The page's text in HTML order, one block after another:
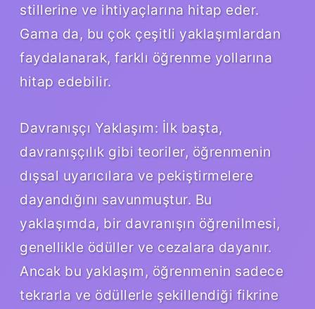
stillerine ve ihtiyaçlarına hitap eder.
Gama da, bu çok çeşitli yaklaşımlardan
faydalanarak, farklı öğrenme yollarına
hitap edebilir.
Davranışçı Yaklaşım: İlk başta,
davranışçılık gibi teoriler, öğrenmenin
dışsal uyarıcılara ve pekiştirmelere
dayandığını savunmuştur. Bu
yaklaşımda, bir davranışın öğrenilmesi,
genellikle ödüller ve cezalara dayanır.
Ancak bu yaklaşım, öğrenmenin sadece
tekrarla ve ödüllerle şekillendiği fikrine